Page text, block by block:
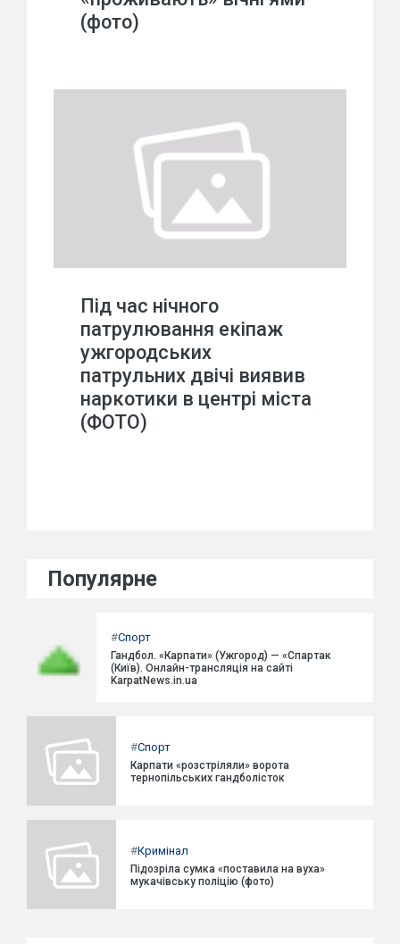
(фото)
Під час нічного
патрулювання екіпаж
ужгородських
патрульних двічі виявив
наркотики в центрі міста
(ФОТО)
Популярне
#Спорт
Гандбол. «Карпати» (Ужгород) — «Спартак
(Київ). Онлайн-трансляція на сайті
KarpatNews.in.ua
#Спорт
Карпати «розстріляли» ворота
тернопільських гандболісток
#Кримінал
Підозріла сумка «поставила на вуха»
мукачівську поліцію (фото)